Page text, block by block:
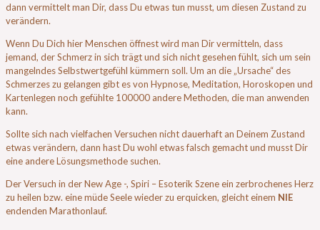
dann vermittelt man Dir, dass Du etwas tun musst, um diesen Zustand zu
verändern.
Wenn Du Dich hier Menschen öffnest wird man Dir vermitteln, dass
jemand, der Schmerz in sich trägt und sich nicht gesehen fühlt, sich um sein
mangelndes Selbstwertgefühl kümmern soll. Um an die „Ursache“ des
Schmerzes zu gelangen gibt es von Hypnose, Meditation, Horoskopen und
Kartenlegen noch gefühlte 100000 andere Methoden, die man anwenden
kann.
Sollte sich nach vielfachen Versuchen nicht dauerhaft an Deinem Zustand
etwas verändern, dann hast Du wohl etwas falsch gemacht und musst Dir
eine andere Lösungsmethode suchen.
Der Versuch in der New Age -, Spiri – Esoterik Szene ein zerbrochenes Herz
zu heilen bzw. eine müde Seele wieder zu erquicken, gleicht einem NIE
endenden Marathonlauf.